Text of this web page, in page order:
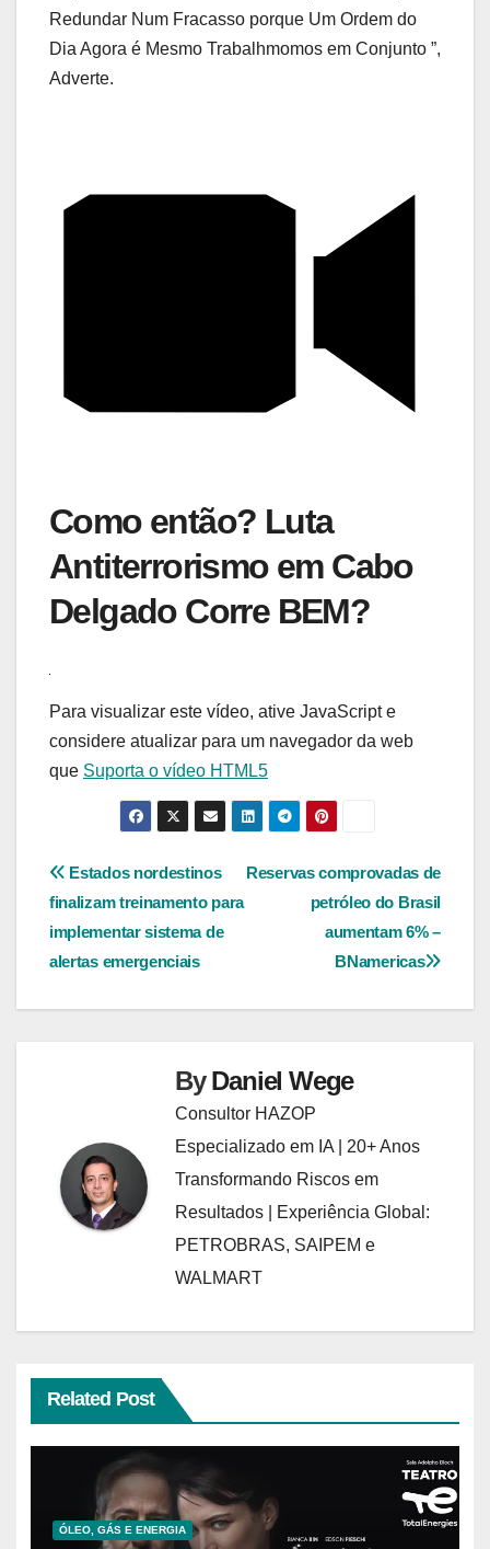
Redundar Num Fracasso porque Um Ordem do
Dia Agora é Mesmo Trabalhmomos em Conjunto ”,
Adverte.
Como então? Luta
Antiterrorismo em Cabo
Delgado Corre BEM?
Para visualizar este vídeo, ative JavaScript e
considere atualizar para um navegador da web
que Suporta o vídeo HTML5
Navegação
de
Post
Reservas comprovadas de
petróleo do Brasil
aumentam 6% –
BNamericas
Estados nordestinos
finalizam treinamento para
implementar sistema de
alertas emergenciais
ByDaniel Wege
Consultor HAZOP
Especializado em IA | 20+ Anos
Transformando Riscos em
Resultados | Experiência Global:
PETROBRAS, SAIPEM e
WALMART
Related Post
ÓLEO, GÁS E ENERGIA